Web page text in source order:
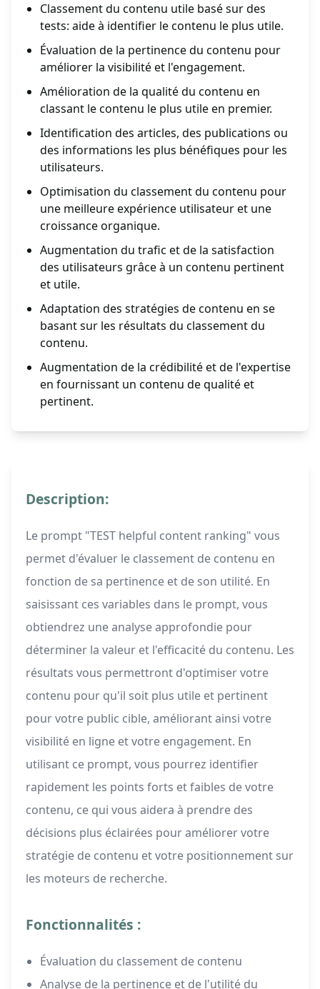
Classement du contenu utile basé sur des
tests: aide à identifier le contenu le plus utile.
Évaluation de la pertinence du contenu pour
améliorer la visibilité et l'engagement.
Amélioration de la qualité du contenu en
classant le contenu le plus utile en premier.
Identification des articles, des publications ou
des informations les plus bénéfiques pour les
utilisateurs.
Optimisation du classement du contenu pour
une meilleure expérience utilisateur et une
croissance organique.
Augmentation du trafic et de la satisfaction
des utilisateurs grâce à un contenu pertinent
et utile.
Adaptation des stratégies de contenu en se
basant sur les résultats du classement du
contenu.
Augmentation de la crédibilité et de l'expertise
en fournissant un contenu de qualité et
pertinent.
Description:
Le prompt "TEST helpful content ranking" vous
permet d'évaluer le classement de contenu en
fonction de sa pertinence et de son utilité. En
saisissant ces variables dans le prompt, vous
obtiendrez une analyse approfondie pour
déterminer la valeur et l'efficacité du contenu. Les
résultats vous permettront d'optimiser votre
contenu pour qu'il soit plus utile et pertinent
pour votre public cible, améliorant ainsi votre
visibilité en ligne et votre engagement. En
utilisant ce prompt, vous pourrez identifier
rapidement les points forts et faibles de votre
contenu, ce qui vous aidera à prendre des
décisions plus éclairées pour améliorer votre
stratégie de contenu et votre positionnement sur
les moteurs de recherche.
Fonctionnalités :
Évaluation du classement de contenu
Analyse de la pertinence et de l'utilité du